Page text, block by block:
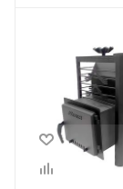
Глубина, мм
Высота, мм
714
Материал